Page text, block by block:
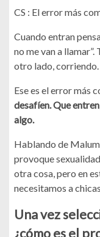
CS : El error más
Cuando entran
no me van a
otro lado, corriendo.
Ese es el error más
desafíen. Que
algo.
Hablando de
provoque
otra cosa, pero en
necesitamos a
Una vez
¿cómo es el